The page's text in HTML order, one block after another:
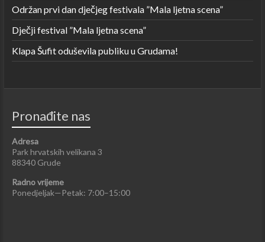
Održan prvi dan dječjeg festivala ”Mala ljetna scena”
Dječji festival ”Mala ljetna scena”
Klapa Šufit oduševila publiku u Grudama!
Pronađite nas
Adresa
Park hrvatskih velikana 3
88340 Grude
Radno vrijeme
Ponedjeljak—Petak: 7:00–15:00